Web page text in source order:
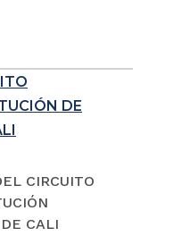
DE
CIRCUITO
CALI